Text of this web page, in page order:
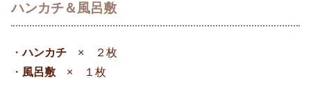
ハンカチ＆風呂敷
・ハンカチ × ２枚
・ 風呂敷 × １枚